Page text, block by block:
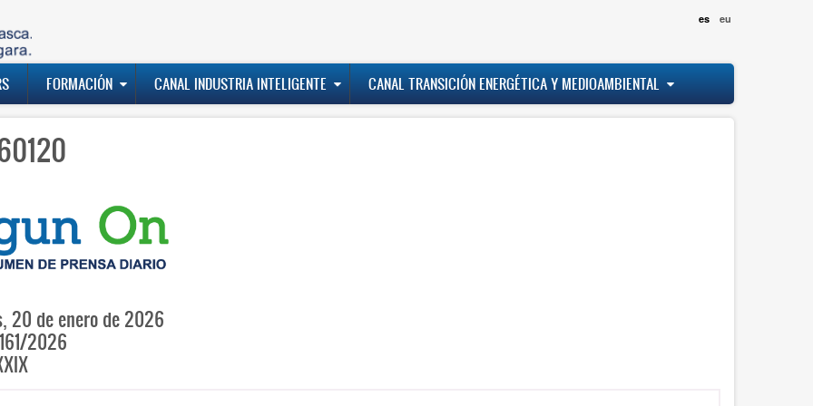
es eu
FORMACIÓN CANAL INDUSTRIA INTELIGENTE CANAL TRANSICIÓN ENERGÉTICA Y MEDIOAMBIENTAL
20 de enero de 2026
2026